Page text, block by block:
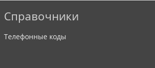
Справочники
Телефонные коды